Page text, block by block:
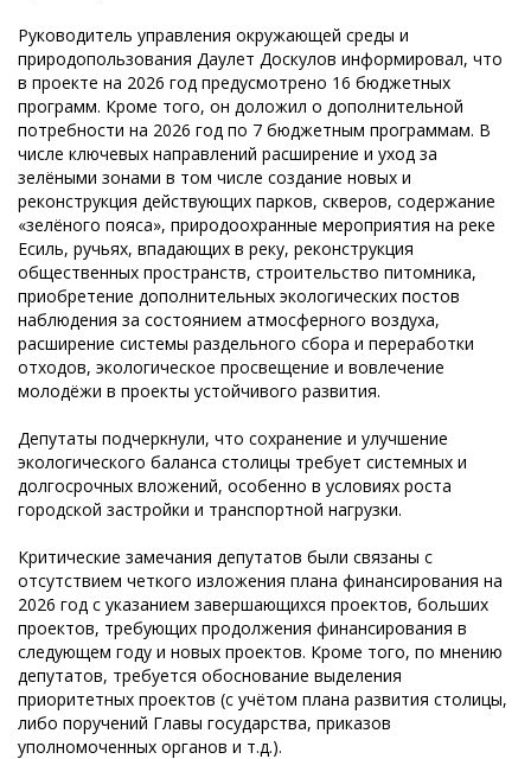
Руководитель управления окружающей среды и
природопользования Даулет Доскулов информировал, что
в проекте на 2026 год предусмотрено 16 бюджетных
программ. Кроме того, он доложил о дополнительной
потребности на 2026 год по 7 бюджетным программам. В
числе ключевых направлений расширение и уход за
зелёными зонами в том числе создание новых и
реконструкция действующих парков, скверов, содержание
«зелёного пояса», природоохранные мероприятия на реке
Есиль, ручьях, впадающих в реку, реконструкция
общественных пространств, строительство питомника,
приобретение дополнительных экологических постов
наблюдения за состоянием атмосферного воздуха,
расширение системы раздельного сбора и переработки
отходов, экологическое просвещение и вовлечение
молодёжи в проекты устойчивого развития.
Депутаты подчеркнули, что сохранение и улучшение
экологического баланса столицы требует системных и
долгосрочных вложений, особенно в условиях роста
городской застройки и транспортной нагрузки.
Критические замечания депутатов были связаны с
отсутствием четкого изложения плана финансирования на
2026 год с указанием завершающихся проектов, больших
проектов, требующих продолжения финансирования в
следующем году и новых проектов. Кроме того, по мнению
депутатов, требуется обоснование выделения
приоритетных проектов (с учётом плана развития столицы,
либо поручений Главы государства, приказов
уполномоченных органов и т.д.).